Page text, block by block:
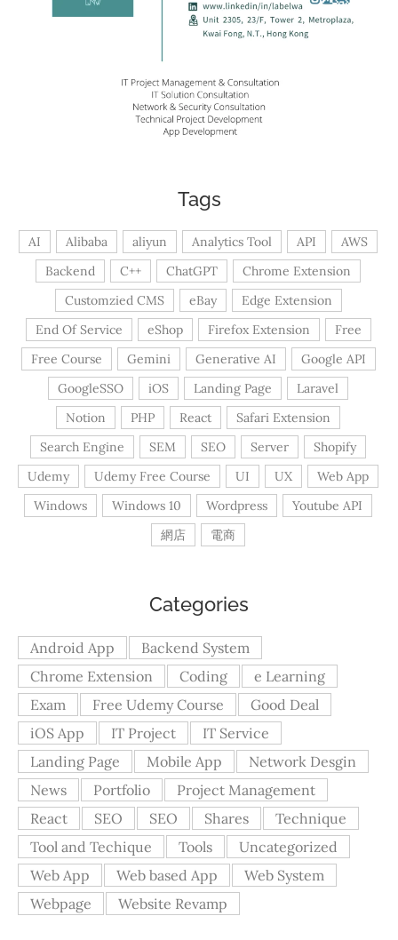
Tags
AI Alibaba aliyun Analytics Tool API
AWS
Backend
C++ ChatGPT
Chrome Extension
Customzied CMS
eBay
Edge Extension
End Of Service
eShop Firefox Extension
Free
Free Course
Gemini Generative AI
Google API
GoogleSSO
iOS Landing Page
Laravel
Notion
PHP React
Safari Extension
Search Engine
SEM SEO Server
Shopify
Udemy
Udemy Free Course UI UX
Web App
Windows
Windows 10 Wordpress
Youtube API
網店
電商
Categories
Android App
Backend System
Chrome Extension
Coding
e Learning
Exam
Free Udemy Course
Good Deal
iOS App
IT Project
IT Service
Landing Page
Mobile App
Network Desgin
News
Portfolio
Project Management
React
SEO SEO Shares
Technique
Tool and Techique
Tools
Uncategorized
Web App
Web based App
Web System
Webpage
Website Revamp